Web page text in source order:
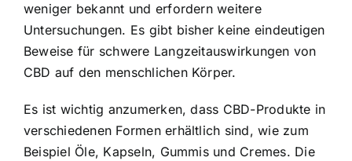
weniger bekannt und erfordern weitere
Untersuchungen. Es gibt bisher keine eindeutigen
Beweise für schwere Langzeitauswirkungen von
CBD auf den menschlichen Körper.
Es ist wichtig anzumerken, dass CBD-Produkte in
verschiedenen Formen erhältlich sind, wie zum
Beispiel Öle, Kapseln, Gummis und Cremes. Die